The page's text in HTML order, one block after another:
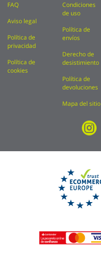
FAQ
Aviso legal
Política de
privacidad
Política de
cookies
Condiciones
de uso
Política de
envíos
Derecho de
desistimiento
Política de
devoluciones
Mapa del sitio